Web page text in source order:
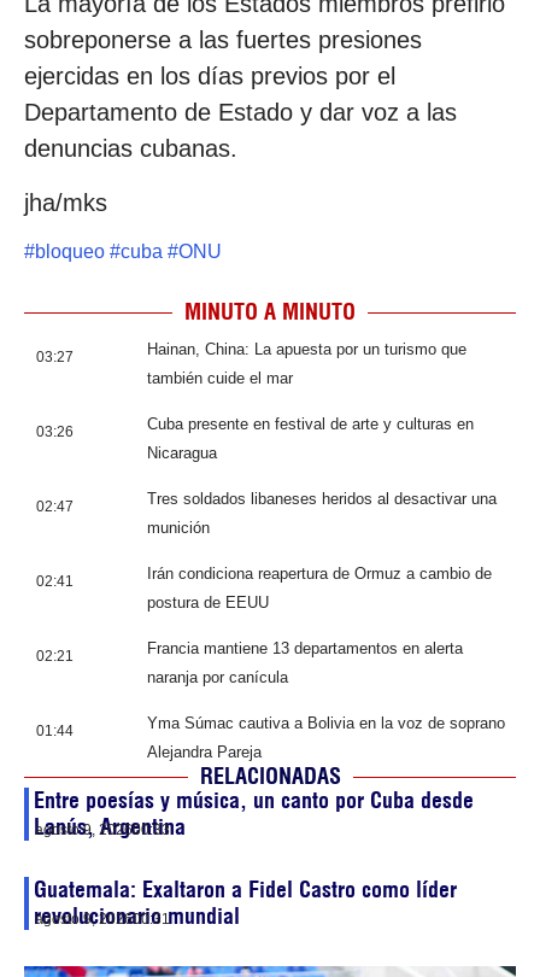
sobreponerse a las fuertes presiones
ejercidas en los días previos por el
Departamento de Estado y dar voz a las
denuncias cubanas.
jha/mks
#bloqueo #cuba #ONU
MINUTO A MINUTO
03:27
Hainan, China: La apuesta por un turismo que
también cuide el mar
03:26
Cuba presente en festival de arte y culturas en
Nicaragua
02:47
Tres soldados libaneses heridos al desactivar una
munición
02:41
Irán condiciona reapertura de Ormuz a cambio de
postura de EEUU
02:21
Francia mantiene 13 departamentos en alerta
naranja por canícula
01:44
Yma Súmac cautiva a Bolivia en la voz de soprano
Alejandra Pareja
RELACIONADAS
Entre poesías y música, un canto por Cuba desde
Lanús, Argentina
agosto 9, 202600:33
Guatemala: Exaltaron a Fidel Castro como líder
revolucionario mundial
agosto 9, 202600:31